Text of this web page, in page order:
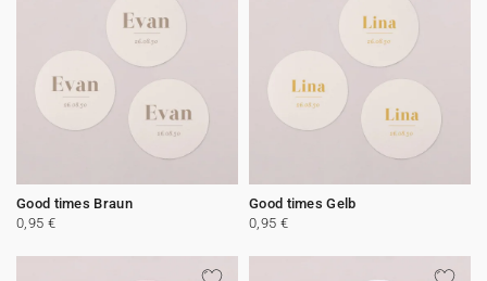
Good times Braun
0,95 €
Good times Gelb
0,95 €